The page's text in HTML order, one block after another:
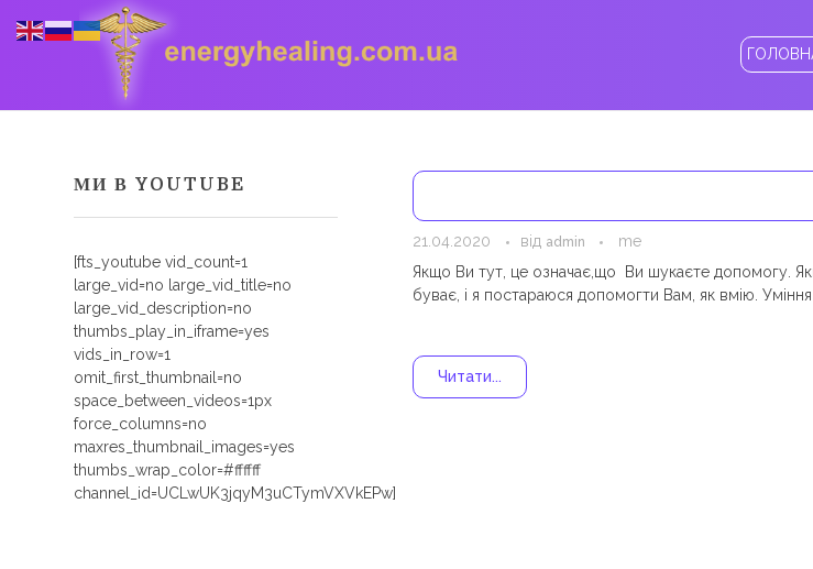
Energyhealing
Анастасія медіум,контактер,щоденник медіума,Майстер,цілительство,карма терапія,консультація онлайн,астрологія
21.04.2020 від admin
me
Якщо Ви тут, це означає,що Ви шукаєте допомогу.
буває, і я постараюся допомогти Вам, як вмію.
Читати...
МИ В YOUTUBE
[fts_youtube vid_count=1
large_vid=no large_vid_title=no
large_vid_description=no
thumbs_play_in_iframe=yes
vids_in_row=1
omit_first_thumbnail=no
space_between_videos=1px
force_columns=no
maxres_thumbnail_images=yes
thumbs_wrap_color=#ffffff
channel_id=UCLwUK3jqyM3uCTymVXVkEPw]